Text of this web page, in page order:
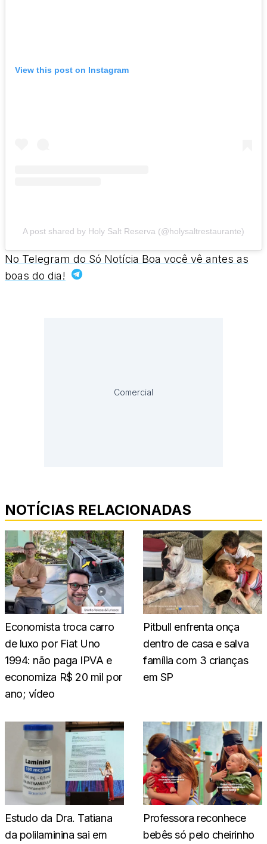
View this post on Instagram
A post shared by Holy Salt Reserva (@holysaltrestaurante)
No Telegram do Só Notícia Boa você vê antes as
boas do dia!
Comercial
NOTÍCIAS RELACIONADAS
Economista troca carro
de luxo por Fiat Uno
1994: não paga IPVA e
economiza R$ 20 mil por
ano; vídeo
Pitbull enfrenta onça
dentro de casa e salva
família com 3 crianças
em SP
Estudo da Dra. Tatiana
da polilaminina sai em
Professora reconhece
bebês só pelo cheirinho